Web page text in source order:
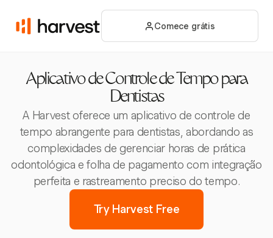
Comece grátis
Aplicativo de Controle de Tempo para
Dentistas
A Harvest oferece um aplicativo de controle de
tempo abrangente para dentistas, abordando as
complexidades de gerenciar horas de prática
odontológica e folha de pagamento com integração
perfeita e rastreamento preciso do tempo.
Try Harvest Free